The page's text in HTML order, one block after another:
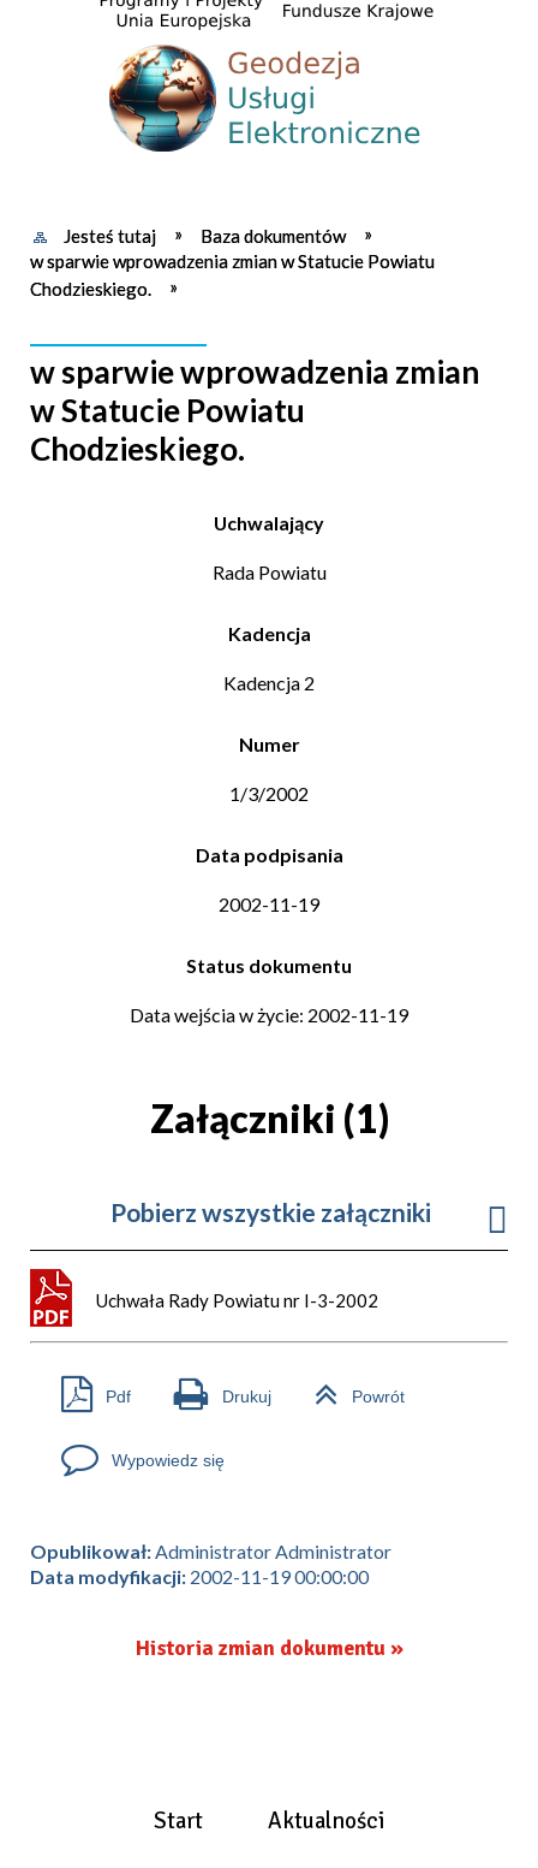
Jesteś tutaj
Baza dokumentów
w sparwie wprowadzenia zmian w Statucie Powiatu
Chodzieskiego.
w sparwie wprowadzenia zmian
w Statucie Powiatu
Chodzieskiego.
Uchwalający
Rada Powiatu
Kadencja
Kadencja 2
Numer
1/3/2002
Data podpisania
2002-11-19
Status dokumentu
Data wejścia w życie: 2002-11-19
Załączniki (1)
Pobierz wszystkie załączniki
Uchwała Rady Powiatu nr I-3-2002
Pdf Drukuj Powrót
Wypowiedz się
Opublikował:Administrator Administrator
Data modyfikacji: 2002-11-19 00:00:00
Historia zmian dokumentu »
Start Aktualności